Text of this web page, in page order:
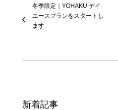
冬季限定｜YOHAKU デイ
ユースプランをスタートし
ます
新着記事